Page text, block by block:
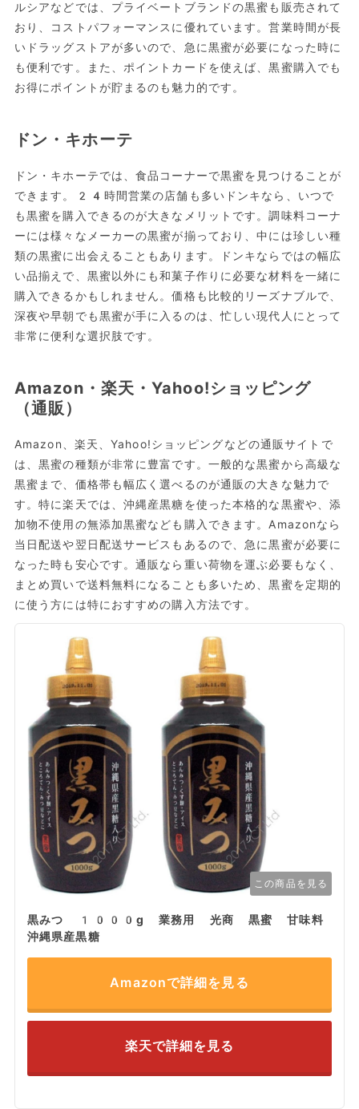
ルシアなどでは、プライベートブランドの黒蜜も販売されて
おり、コストパフォーマンスに優れています。営業時間が長
いドラッグストアが多いので、急に黒蜜が必要になった時に
も便利です。また、ポイントカードを使えば、黒蜜購入でも
お得にポイントが貯まるのも魅力的です。
ドン・キホーテ
ドン・キホーテでは、食品コーナーで黒蜜を見つけることが
できます。24時間営業の店舗も多いドンキなら、いつで
も黒蜜を購入できるのが大きなメリットです。調味料コーナ
ーには様々なメーカーの黒蜜が揃っており、中には珍しい種
類の黒蜜に出会えることもあります。ドンキならではの幅広
い品揃えで、黒蜜以外にも和菓子作りに必要な材料を一緒に
購入できるかもしれません。価格も比較的リーズナブルで、
深夜や早朝でも黒蜜が手に入るのは、忙しい現代人にとって
非常に便利な選択肢です。
Amazon・楽天・Yahoo!ショッピング
（通販）
Amazon、楽天、Yahoo!ショッピングなどの通販サイトで
は、黒蜜の種類が非常に豊富です。一般的な黒蜜から高級な
黒蜜まで、価格帯も幅広く選べるのが通販の大きな魅力で
す。特に楽天では、沖縄産黒糖を使った本格的な黒蜜や、添
加物不使用の無添加黒蜜なども購入できます。Amazonなら
当日配送や翌日配送サービスもあるので、急に黒蜜が必要に
なった時も安心です。通販なら重い荷物を運ぶ必要もなく、
まとめ買いで送料無料になることも多いため、黒蜜を定期的
に使う方には特におすすめの購入方法です。
この商品を見る
黒みつ 1000g 業務用 光商 黒蜜 甘味料
沖縄県産黒糖
Amazonで詳細を見る
楽天で詳細を見る